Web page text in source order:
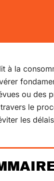
à la
ou des
le
les